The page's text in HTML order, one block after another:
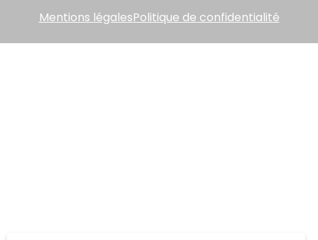
Mentions légalesPolitique de confidentialité